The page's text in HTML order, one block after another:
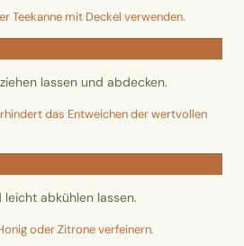
Teekanne mit Deckel verwenden.
lassen und abdecken.
das Entweichen der wertvollen
leicht abkühlen lassen.
oder Zitrone verfeinern.